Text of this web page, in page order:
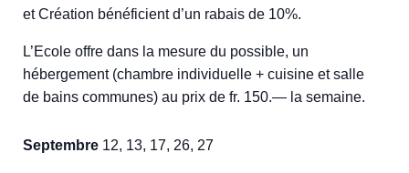
et Création bénéficient d’un rabais de 10%.
L’Ecole offre dans la mesure du possible, un
hébergement (chambre individuelle + cuisine et salle
de bains communes) au prix de fr. 150.— la semaine.
Septembre 12, 13, 17, 26, 27